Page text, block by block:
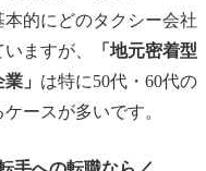
的にどのタクシー会社
ますが、
「地元密着型
」 は特に50代・60代の
ースが多いです。